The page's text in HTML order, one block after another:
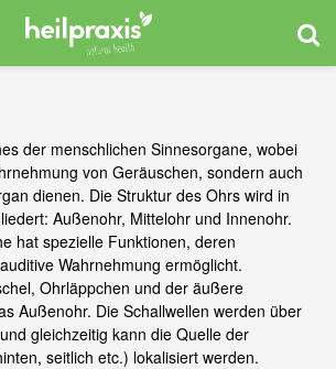
der menschlichen Sinnesorgane, wobei
von Geräuschen, sondern auch
dienen. Die Struktur des Ohrs wird in
Außenohr, Mittelohr und Innenohr.
hat spezielle Funktionen, deren
Wahrnehmung ermöglicht.
Ohrläppchen und der äußere
Außenohr. Die Schallwellen werden über
gleichzeitig kann die Quelle der
seitlich etc.) lokalisiert werden.